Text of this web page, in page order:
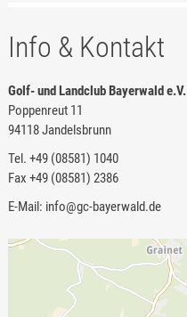
Info & Kontakt
Golf- und Landclub Bayerwald e.V.
Poppenreut 11
94118 Jandelsbrunn
Tel. +49 (08581) 1040
Fax +49 (08581) 2386
E-Mail: info@gc-bayerwald.de